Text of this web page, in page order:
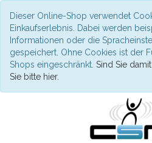
Dieser Online-Shop verwendet
Einkaufserlebnis. Dabei werden
Informationen oder die
gespeichert. Ohne Cookies ist der
Shops eingeschränkt. Sind Sie
Sie bitte hier.